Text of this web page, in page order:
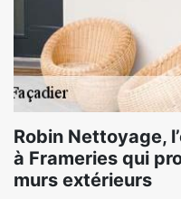
Robin Nettoyage,
à Frameries qui
murs extérieurs